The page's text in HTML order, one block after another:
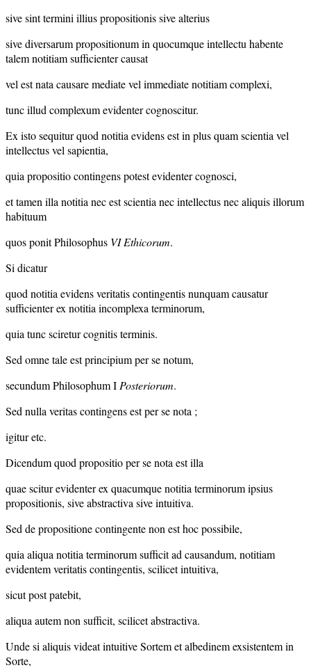
sive sint termini illius propositionis sive alterius
sive diversarum propositionum in quocumque intellectu habente
talem notitiam sufficienter causat
vel est nata causare mediate vel immediate notitiam complexi,
tunc illud complexum evidenter cognoscitur.
Ex isto sequitur quod notitia evidens est in plus quam scientia vel
intellectus vel sapientia,
quia propositio contingens potest evidenter cognosci,
et tamen illa notitia nec est scientia nec intellectus nec aliquis illorum
habituum
quos ponit Philosophus VI Ethicorum.
Si dicatur
quod notitia evidens veritatis contingentis nunquam causatur
sufficienter ex notitia incomplexa terminorum,
quia tunc sciretur cognitis terminis.
Sed omne tale est principium per se notum,
secundum Philosophum I Posteriorum.
Sed nulla veritas contingens est per se nota ;
igitur etc.
Dicendum quod propositio per se nota est illa
quae scitur evidenter ex quacumque notitia terminorum ipsius
propositionis, sive abstractiva sive intuitiva.
Sed de propositione contingente non est hoc possibile,
quia aliqua notitia terminorum sufficit ad causandum, notitiam
evidentem veritatis contingentis, scilicet intuitiva,
sicut post patebit,
aliqua autem non sufficit, scilicet abstractiva.
Unde si aliquis videat intuitive Sortem et albedinem exsistentem in
Sorte,